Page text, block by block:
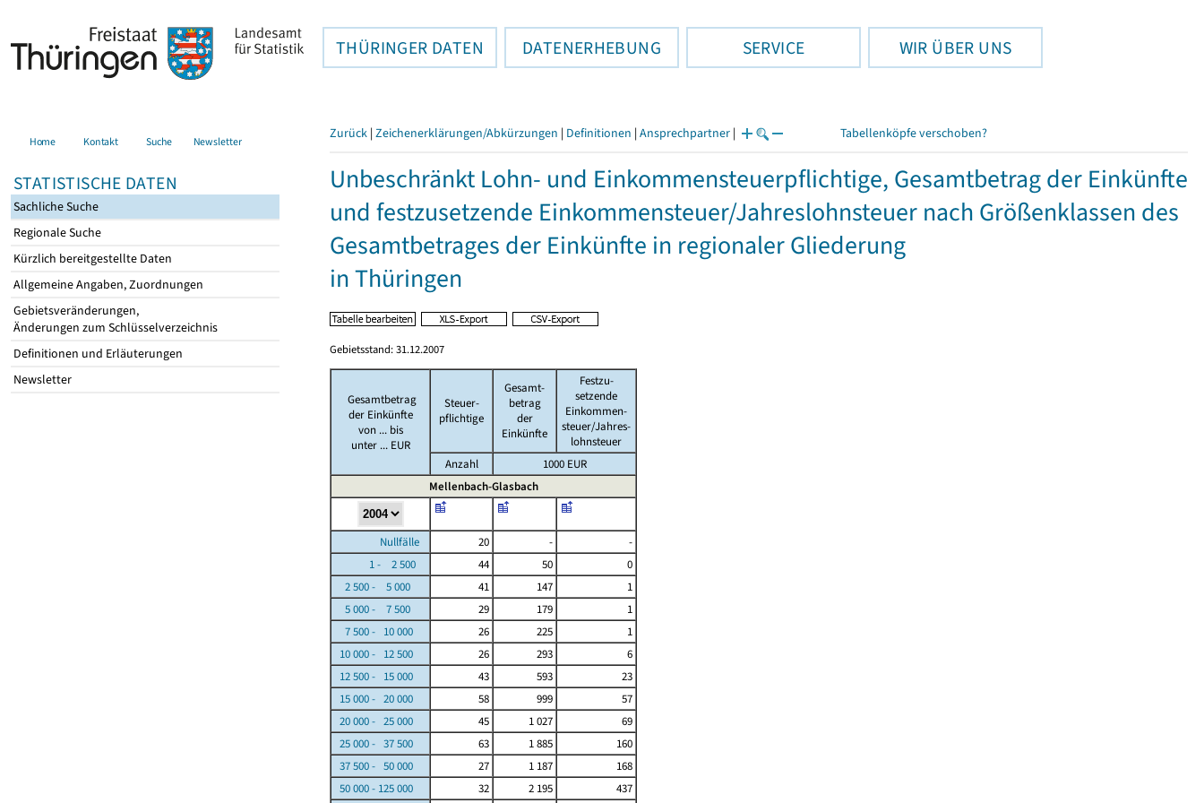
THÜRINGER DATEN DATENERHEBUNG SERVICE WIR ÜBER UNS
Home Kontakt Suche Newsletter
STATISTISCHE DATEN
Sachliche Suche
Regionale Suche
Kürzlich bereitgestellte Daten
Allgemeine Angaben, Zuordnungen
Gebietsveränderungen,
Änderungen zum Schlüsselverzeichnis
Definitionen und Erläuterungen
Newsletter
Zurück | Zeichenerklärungen/Abkürzungen | Definitionen | Ansprechpartner | Tabellenköpfe verschoben?
Unbeschränkt Lohn- und Einkommensteuerpflichtige, Gesamtbetrag der Einkünfte
und festzusetzende Einkommensteuer/Jahreslohnsteuer nach Größenklassen des
Gesamtbetrages der Einkünfte in regionaler Gliederung
in Thüringen
Gebietsstand: 31.12.2007
Gesamtbetrag
der Einkünfte
von ... bis
unter ... EUR
Steuer-
pflichtige
Gesamt-
betrag
der
Einkünfte
Festzu-
setzende
Einkommen-
steuer/Jahres-
lohnsteuer
Anzahl
1000 EUR
Mellenbach-Glasbach
Nullfälle 20 -
-
1 - 2 500
44 50
0
2 500 - 5 000
41 147
1
5 000 - 7 500
29 179
1
7 500 - 10 000
26 225
1
10 000 - 12 500
26 293
6
12 500 - 15 000
43 593
23
15 000 - 20 000
58 999
57
20 000 - 25 000
45 1 027
69
25 000 - 37 500
63 1 885
160
37 500 - 50 000
27 1 187
168
50 000 - 125 000
32 2 195 437